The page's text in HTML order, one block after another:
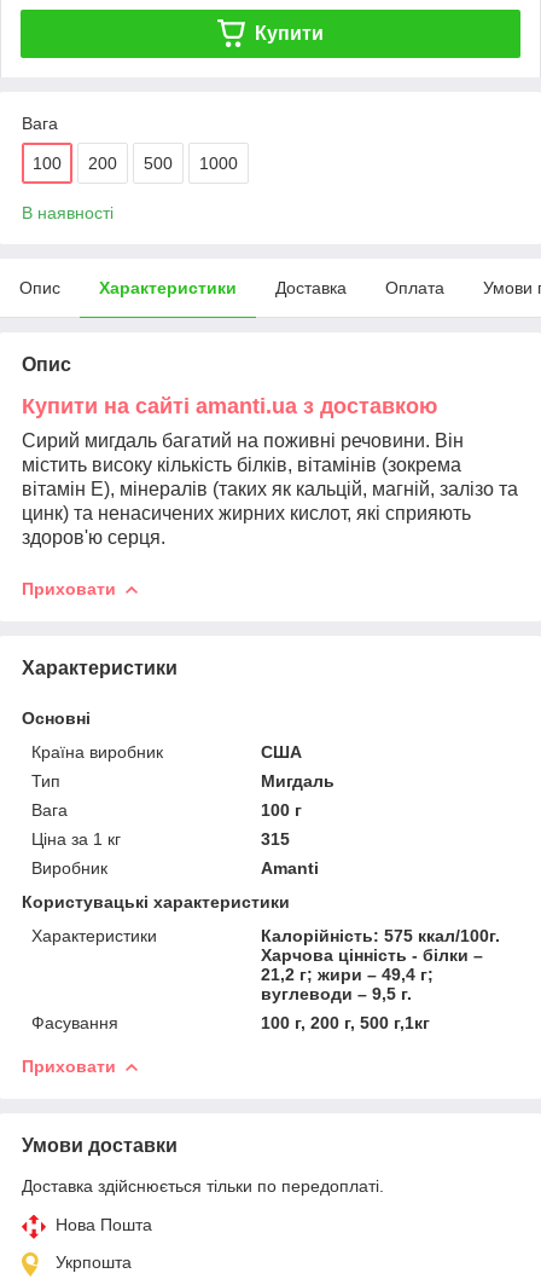
Купити
Вага
100 200 500 1000
В наявності
Опис Характеристики Доставка Оплата Умови
Опис
Купити на сайті amanti.ua з доставкою
Сирий мигдаль багатий на поживні речовини. Він
містить високу кількість білків, вітамінів (зокрема
вітамін E), мінералів (таких як кальцій, магній, залізо та
цинк) та ненасичених жирних кислот, які сприяють
здоров'ю серця.
Приховати
Характеристики
Основні
Країна виробник
США
Тип
Мигдаль
Вага
100 г
Ціна за 1 кг
315
Виробник
Amanti
Користувацькі характеристики
Характеристики
Калорійність: 575 ккал/100г.
Харчова цінність - білки –
21,2 г; жири – 49,4 г;
вуглеводи – 9,5 г.
Фасування
100 г, 200 г, 500 г,1кг
Приховати
Умови доставки
Доставка здійснюється тільки по передоплаті.
Нова Пошта
Укрпошта